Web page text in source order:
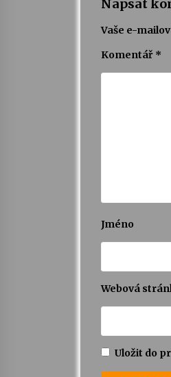
Napsat
Vaše e-
Komentář *
Jméno
Webová
Uložit do